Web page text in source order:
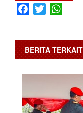
Facebook
Twitter
BERITA TERKAIT